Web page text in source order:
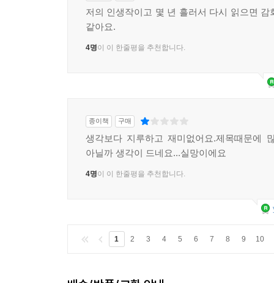
저의 인생작이고 몇 년 흘러서 다시 읽으면 감
같아요.
4명이 이 한줄평을 추천합니다.
종이책 구매
생각보다 지루하고 재미없어요.제목때문에
아닐까 생각이 드네요...실망이에요
4명이 이 한줄평을 추천합니다.
1 2 3 4 5 6 7 8 9 10